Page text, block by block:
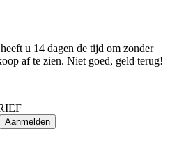
u 14 dagen de tijd om zonder
af te zien. Niet goed, geld terug!
Aanmelden